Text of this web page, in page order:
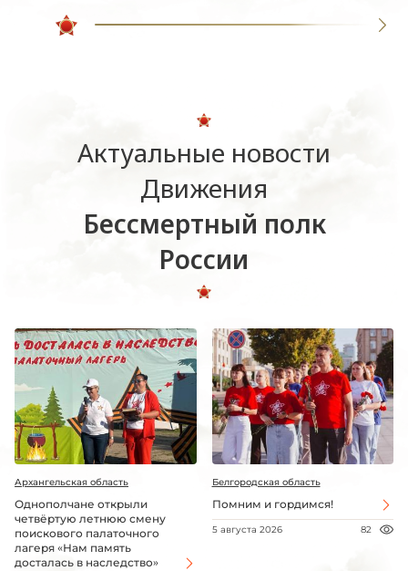
Актуальные новости
Движения
Бессмертный полк
России
Архангельская область
Однополчане открыли
четвёртую летнюю смену
поискового палаточного
лагеря «Нам память
досталась в наследство»
Белгородская область
Помним и гордимся!
5 августа 2026 82